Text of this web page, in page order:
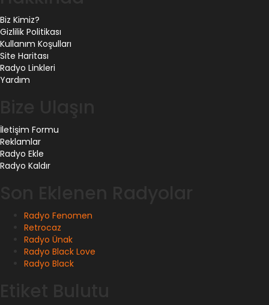
Biz Kimiz?
Gizlilik Politikası
Kullanım Koşulları
Site Haritası
Radyo Linkleri
Yardım
İletişim Formu
Reklamlar
Radyo Ekle
Radyo Kaldır
Radyo Fenomen
Retrocaz
Radyo Ünak
Radyo Black Love
Radyo Black